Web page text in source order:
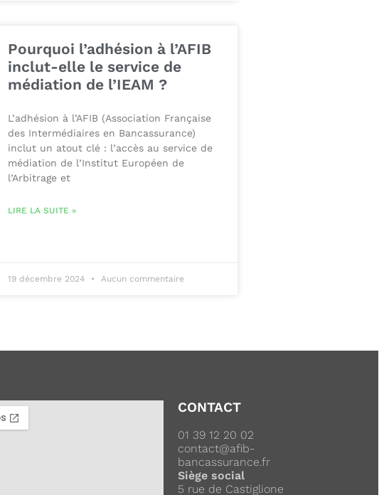
Pourquoi l’adhésion à l’AFIB
inclut-elle le service de
médiation de l’IEAM ?
L’adhésion à l’AFIB (Association Française
des Intermédiaires en Bancassurance)
inclut un atout clé : l’accès au service de
médiation de l’Institut Européen de
l’Arbitrage et
LIRE LA SUITE »
19 décembre 2024 Aucun commentaire
CONTACT
01 39 12 20 02
contact@afib-
bancassurance.fr
Siège social
5 rue de Castiglione